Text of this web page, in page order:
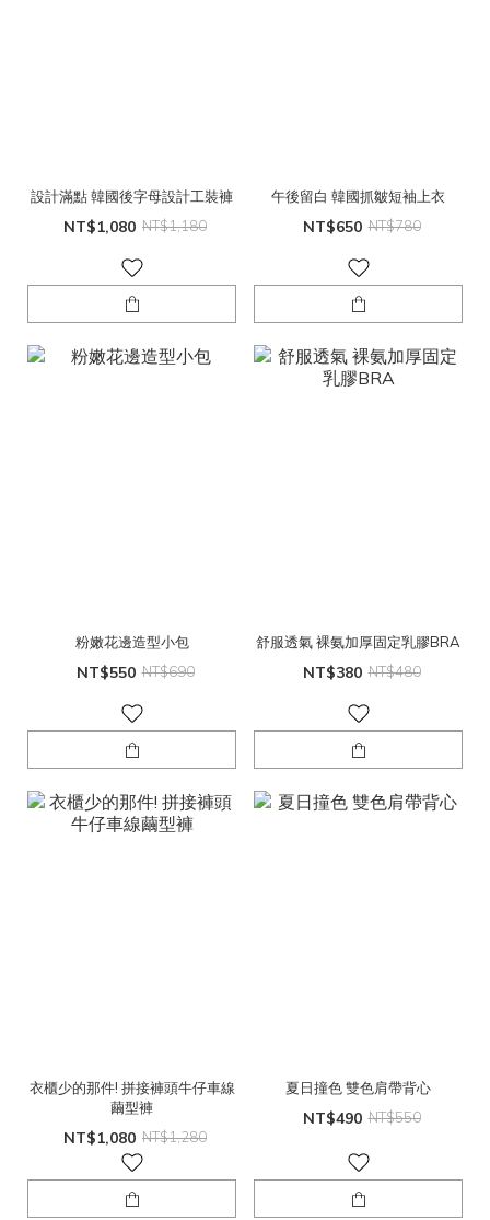
設計滿點 韓國後字母設計工裝褲
NT$1,080 NT$1,180
午後留白 韓國抓皺短袖上衣
NT$650 NT$780
粉嫩花邊造型小包
NT$550 NT$690
舒服透氣 裸氨加厚固定乳膠BRA
NT$380 NT$480
衣櫃少的那件! 拼接褲頭牛仔車線
繭型褲
NT$1,080 NT$1,280
夏日撞色 雙色肩帶背心
NT$490 NT$550